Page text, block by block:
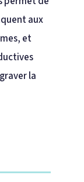
aux
et
la